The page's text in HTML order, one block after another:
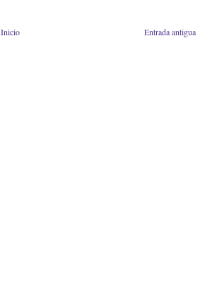
Entrada antigua
Inicio